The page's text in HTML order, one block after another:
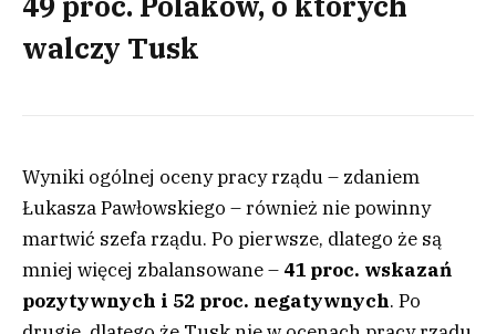
walczy Tusk
Wyniki ogólnej oceny pracy rządu – zdaniem
Łukasza Pawłowskiego – również nie powinny
martwić szefa rządu. Po pierwsze, dlatego że są
mniej więcej zbalansowane – 41 proc. wskazań
pozytywnych i 52 proc. negatywnych. Po